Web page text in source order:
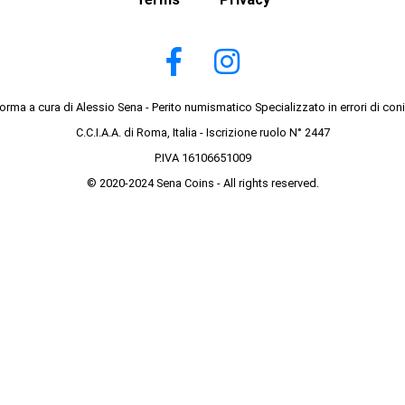
a cura di Alessio Sena - Perito numismatico Specializzato in errori di
C.C.I.A.A. di Roma, Italia - Iscrizione ruolo N° 2447
P.IVA 16106651009
© 2020-2024 Sena Coins - All rights reserved.